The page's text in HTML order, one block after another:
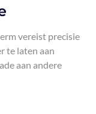
vereist precisie
te laten aan
aan andere